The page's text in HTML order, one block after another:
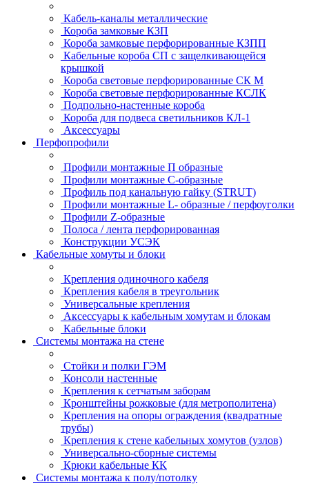
Кабель-каналы металлические
Короба замковые КЗП
Короба замковые перфорированные КЗПП
Кабельные короба СП с защелкивающейся
крышкой
Короба световые перфорированные СК М
Короба световые перфорированные КСЛК
Подпольно-настенные короба
Короба для подвеса светильников КЛ-1
Аксессуары
Перфопрофили
Профили монтажные П образные
Профили монтажные C-образные
Профиль под канальную гайку (STRUT)
Профили монтажные L- образные / перфоуголки
Профили Z-образные
Полоса / лента перфорированная
Конструкции УСЭК
Кабельные хомуты и блоки
Крепления одиночного кабеля
Крепления кабеля в треугольник
Универсальные крепления
Аксессуары к кабельным хомутам и блокам
Кабельные блоки
Системы монтажа на стене
Стойки и полки ГЭМ
Консоли настенные
Крепления к сетчатым заборам
Кронштейны рожковые (для метрополитена)
Крепления на опоры ограждения (квадратные
трубы)
Крепления к стене кабельных хомутов (узлов)
Универсально-сборные системы
Крюки кабельные КК
Системы монтажа к полу/потолку